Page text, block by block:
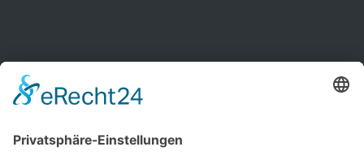
Mitgliedschaften